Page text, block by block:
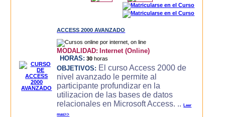
ACCESS 2000 AVANZADO
MODALIDAD: Internet (Online)
HORAS: 30 horas
OBJETIVOS: El curso Access 2000 de
nivel avanzado le permite al
participante profundizar en la
utilizacion de las bases de datos
relacionales en Microsoft Access. ..Leer
mas>>